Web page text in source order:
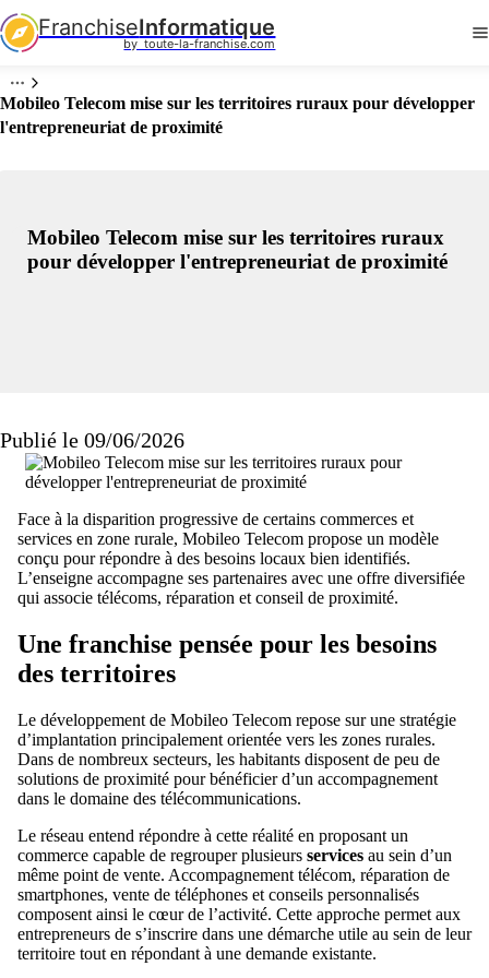
FranchiseInformatique
by  toute-la-franchise.com
Mobileo Telecom mise sur les territoires ruraux pour développer
l'entrepreneuriat de proximité
Mobileo Telecom mise sur les territoires ruraux
pour développer l'entrepreneuriat de proximité
Publié le 09/06/2026
Face à la disparition progressive de certains commerces et
services en zone rurale, Mobileo Telecom propose un modèle
conçu pour répondre à des besoins locaux bien identifiés.
L’enseigne accompagne ses partenaires avec une offre diversifiée
qui associe télécoms, réparation et conseil de proximité.
Une franchise pensée pour les besoins
des territoires
Le développement de Mobileo Telecom repose sur une stratégie
d’implantation principalement orientée vers les zones rurales.
Dans de nombreux secteurs, les habitants disposent de peu de
solutions de proximité pour bénéficier d’un accompagnement
dans le domaine des télécommunications.
Le réseau entend répondre à cette réalité en proposant un
commerce capable de regrouper plusieurs services au sein d’un
même point de vente. Accompagnement télécom, réparation de
smartphones, vente de téléphones et conseils personnalisés
composent ainsi le cœur de l’activité. Cette approche permet aux
entrepreneurs de s’inscrire dans une démarche utile au sein de leur
territoire tout en répondant à une demande existante.